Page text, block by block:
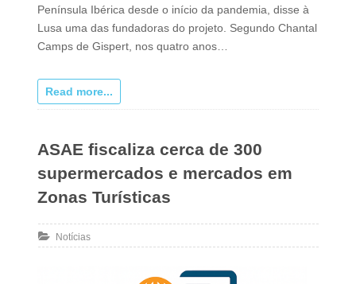
Península Ibérica desde o início da pandemia, disse à
Lusa uma das fundadoras do projeto. Segundo Chantal
Camps de Gispert, nos quatro anos…
Read more...
ASAE fiscaliza cerca de 300
supermercados e mercados em
Zonas Turísticas
Notícias